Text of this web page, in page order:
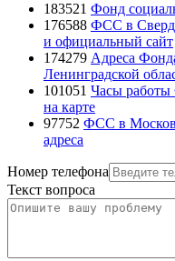
183521 Фонд
176588 ФСС в
и официальный сайт
174279 Адреса
Ленинградской
101051 Часы работы
на карте
97752 ФСС в
адреса
Номер телефона
Текст вопроса